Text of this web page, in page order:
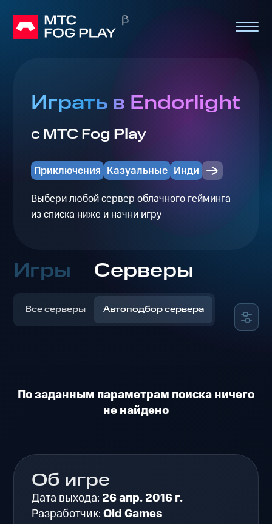
Играть в Endorlight
с МТС Fog Play
Приключения Казуальные Инди
Выбери любой сервер облачного гейминга
из списка ниже и начни игру
Игры Серверы
Все серверы Автоподбор сервера
По заданным параметрам поиска ничего
не найдено
Об игре
Дата выхода: 26 апр. 2016 г.
Разработчик:Old Games